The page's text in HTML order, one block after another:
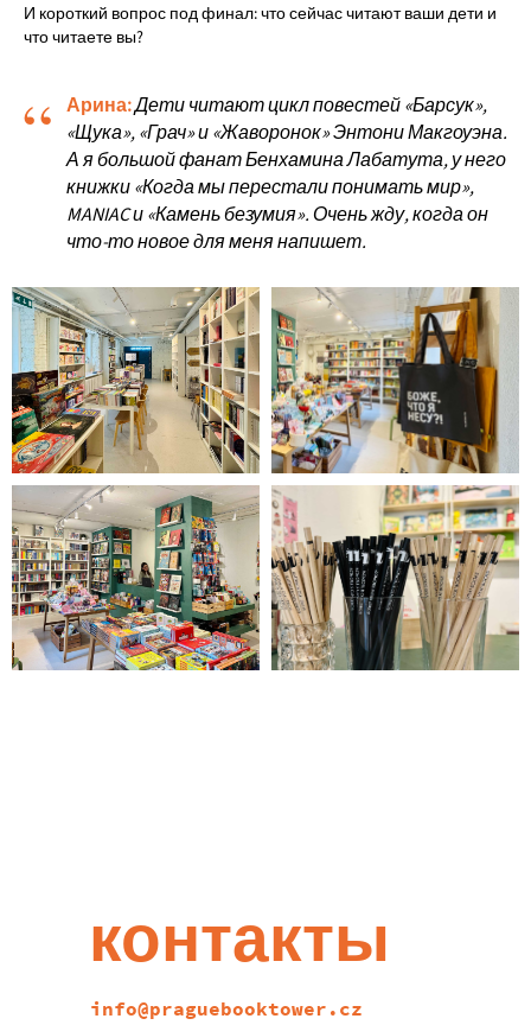
И короткий вопрос под финал: что сейчас читают ваши дети и
что читаете вы?
“ Арина:Дети читают цикл повестей «Барсук»,
«Щука», «Грач» и «Жаворонок» Энтони Макгоуэна.
А я большой фанат Бенхамина Лабатута, у него
книжки «Когда мы перестали понимать мир»,
MANIAC и «Камень безумия». Очень жду, когда он
что-то новое для меня напишет.
контакты
info@praguebooktower.cz